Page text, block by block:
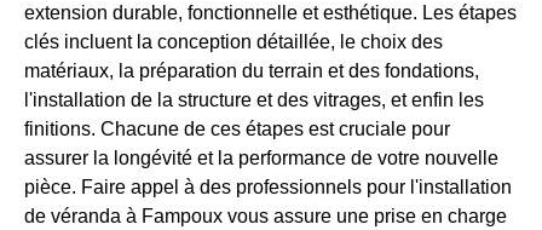
extension durable, fonctionnelle et esthétique. Les étapes
clés incluent la conception détaillée, le choix des
matériaux, la préparation du terrain et des fondations,
l'installation de la structure et des vitrages, et enfin les
finitions. Chacune de ces étapes est cruciale pour
assurer la longévité et la performance de votre nouvelle
pièce. Faire appel à des professionnels pour l'installation
de véranda à Fampoux vous assure une prise en charge